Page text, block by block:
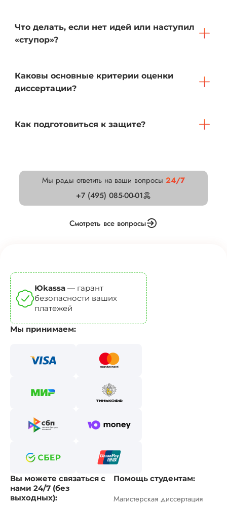
Что делать, если нет идей или наступил
«ступор»?
Каковы основные критерии оценки
диссертации?
Как подготовиться к защите?
Мы рады ответить на ваши вопросы 24/7
+7 (495) 085-00-01
Смотреть все вопросы
Юkassa — гарант
безопасности ваших
платежей
Мы принимаем:
Вы можете связаться с
нами 24/7 (без
выходных):
Помощь студентам:
Магистерская диссертация